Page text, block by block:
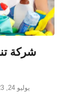
شركة
يوليو 24, 2023